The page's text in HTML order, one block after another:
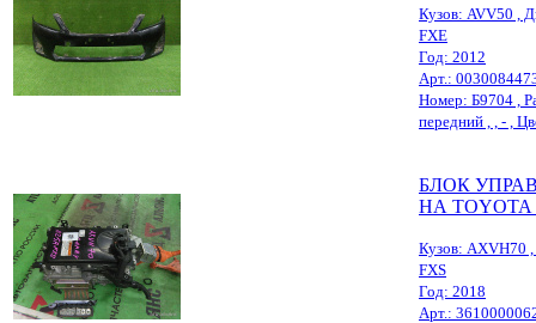
Кузов: AVV50 ,
FXE
Год: 2012
Арт.:
Номер: Б9704 ,
передний , , - ,
БЛОК
НА TOYOTA
Кузов: AXVH70
FXS
Год: 2018
Арт.: